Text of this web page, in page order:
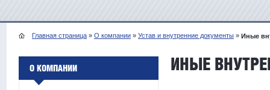
Главная страница » О компании » Устав и внутренние документы » Иные
О КОМПАНИИ ИНЫЕ